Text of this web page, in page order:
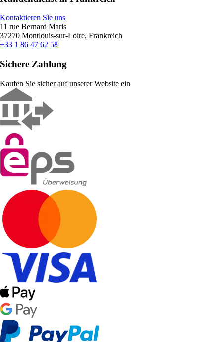
Kontaktieren Sie uns
11 rue Bernard Maris
37270 Montlouis-sur-Loire, Frankreich
+33 1 86 47 62 58
Sichere Zahlung
Kaufen Sie sicher auf unserer Website ein